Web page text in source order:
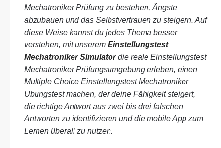
Mechatroniker Prüfung zu bestehen, Ängste
abzubauen und das Selbstvertrauen zu steigern. Auf
diese Weise kannst du jedes Thema besser
verstehen, mit unserem Einstellungstest
Mechatroniker Simulatordie reale Einstellungstest
Mechatroniker Prüfungsumgebung erleben, einen
Multiple Choice Einstellungstest Mechatroniker
Übungstest machen, der deine Fähigkeit steigert,
die richtige Antwort aus zwei bis drei falschen
Antworten zu identifizieren und die mobile App zum
Lernen überall zu nutzen.